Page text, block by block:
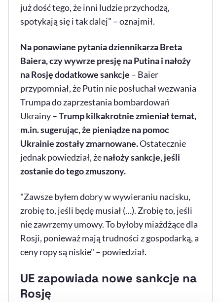
już dość tego, że inni ludzie przychodzą,
spotykają się i tak dalej" – oznajmił.
Na ponawiane pytania dziennikarza Breta
Baiera, czy wywrze presję na Putina i nałoży
na Rosję dodatkowe sankcje – Baier
przypomniał, że Putin nie posłuchał wezwania
Trumpa do zaprzestania bombardowań
Ukrainy –Trump kilkakrotnie zmieniał temat,
m.in. sugerując, że pieniądze na pomoc
Ukrainie zostały zmarnowane.Ostatecznie
jednak powiedział, żenałoży sankcje, jeśli
zostanie do tego zmuszony.
"Zawsze byłem dobry w wywieraniu nacisku,
zrobię to, jeśli będę musiał (…). Zrobię to, jeśli
nie zawrzemy umowy. To byłoby miażdżące dla
Rosji, ponieważ mają trudności z gospodarką, a
ceny ropy są niskie" – powiedział.
UE zapowiada nowe sankcje na
Rosję